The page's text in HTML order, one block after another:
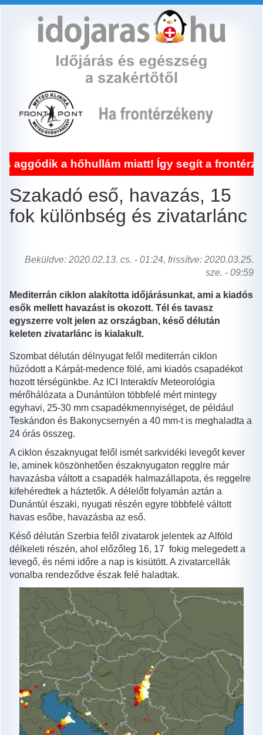
miatt! Így segít a frontérzékenység
Szakadó eső, havazás, 15
fok különbség és zivatarlánc
Beküldve: 2020.02.13. cs. - 01:24, frissítve: 2020.03.25.
sze. - 09:59
Mediterrán ciklon alakította időjárásunkat, ami a kiadós
esők mellett havazást is okozott. Tél és tavasz
egyszerre volt jelen az országban, késő délután
keleten zivatarlánc is kialakult.
Szombat délután délnyugat felől mediterrán ciklon
húzódott a Kárpát-medence fölé, ami kiadós csapadékot
hozott térségünkbe. Az ICI Interaktív Meteorológia
mérőhálózata a Dunántúlon többfelé mért mintegy
egyhavi, 25-30 mm csapadékmennyiséget, de például
Teskándon és Bakonycsernyén a 40 mm-t is meghaladta a
24 órás összeg.
A ciklon északnyugat felől ismét sarkvidéki levegőt kever
le, aminek köszönhetően északnyugaton regglre már
havazásba váltott a csapadék halmazállapota, és reggelre
kifehéredtek a háztetők. A délelőtt folyamán aztán a
Dunántúl északi, nyugati részén egyre többfelé váltott
havas esőbe, havazásba az eső.
Késő délután Szerbia felől zivatarok jelentek az Alföld
délkeleti részén, ahol előzőleg 16, 17 fokig melegedett a
levegő, és némi időre a nap is kisütött. A zivatarcellák
vonalba rendeződve észak felé haladtak.